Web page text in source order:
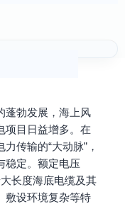
蓬勃发展，海上风
项目日益增多。在
传输的“大动脉”，
稳定。额定电压
长度海底电缆及其
敷设环境复杂等特